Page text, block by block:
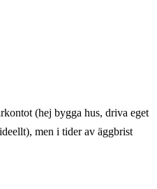
(hej bygga hus, driva eget
men i tider av äggbrist